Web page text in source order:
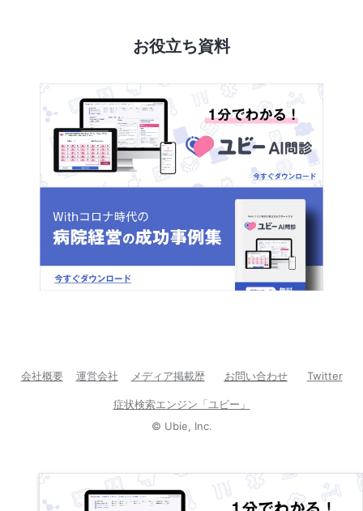
お役立ち資料
会社概要 運営会社 メディア掲載歴 お問い合わせ Twitter
症状検索エンジン「ユビー」
© Ubie, Inc.